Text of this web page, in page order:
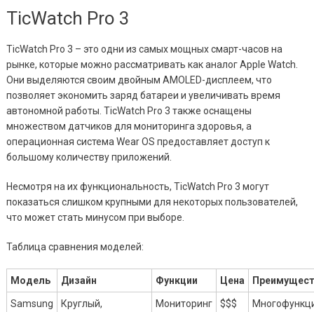
TicWatch Pro 3
TicWatch Pro 3 – это одни из самых мощных смарт-часов на
рынке, которые можно рассматривать как аналог Apple Watch.
Они выделяются своим двойным AMOLED-дисплеем, что
позволяет экономить заряд батареи и увеличивать время
автономной работы. TicWatch Pro 3 также оснащены
множеством датчиков для мониторинга здоровья, а
операционная система Wear OS предоставляет доступ к
большому количеству приложений.
Несмотря на их функциональность, TicWatch Pro 3 могут
показаться слишком крупными для некоторых пользователей,
что может стать минусом при выборе.
Таблица сравнения моделей:
Модель Дизайн Функции Цена
Samsung
Круглый,
Мониторинг
$$$